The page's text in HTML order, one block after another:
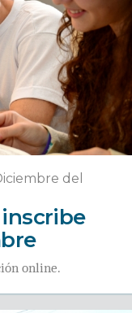
del
online.